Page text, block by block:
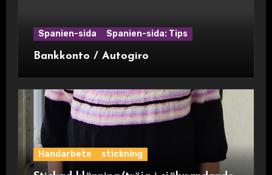
Spanien-sida Spanien-sida: Tips
Bankkonto / Autogiro
Handarbete stickning